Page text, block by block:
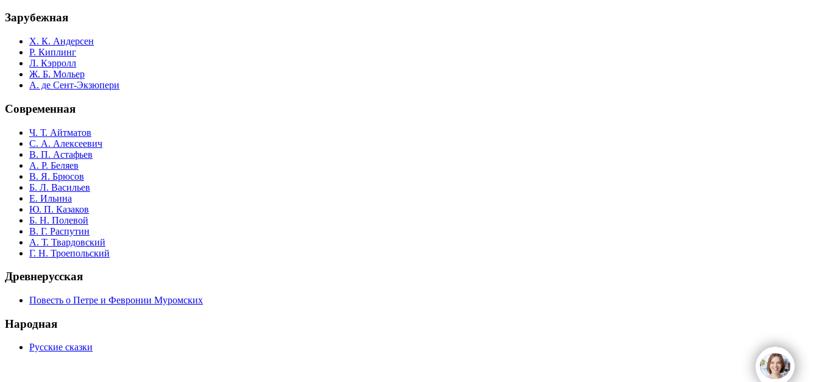
Зарубежная
Х. К. Андерсен
Р. Киплинг
Л. Кэрролл
Ж. Б. Мольер
А. де Сент-Экзюпери
Современная
Ч. Т. Айтматов
С. А. Алексеевич
В. П. Астафьев
А. Р. Беляев
В. Я. Брюсов
Б. Л. Васильев
Е. Ильина
Ю. П. Казаков
Б. Н. Полевой
В. Г. Распутин
А. Т. Твардовский
Г. Н. Троепольский
Древнерусская
Повесть о Петре и Февронии Муромских
Народная
Русские сказки
openchat